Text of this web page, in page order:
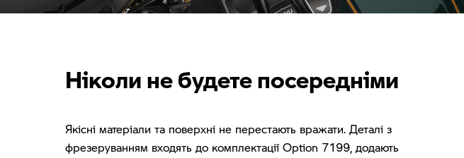
Ніколи не будете посередніми
Якісні матеріали та поверхні не перестають вражати. Деталі з
фрезеруванням входять до комплектації Option 7199, додають